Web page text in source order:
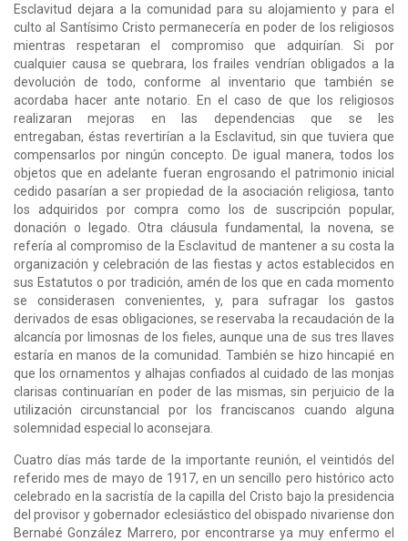
Esclavitud dejara a la comunidad para su alojamiento y para el
culto al Santísimo Cristo permanecería en poder de los religiosos
mientras respetaran el compromiso que adquirían. Si por
cualquier causa se quebrara, los frailes vendrían obligados a la
devolución de todo, conforme al inventario que también se
acordaba hacer ante notario. En el caso de que los religiosos
realizaran mejoras en las dependencias que se les
entregaban, éstas revertirían a la Esclavitud, sin que tuviera que
compensarlos por ningún concepto. De igual manera, todos los
objetos que en adelante fueran engrosando el patrimonio inicial
cedido pasarían a ser propiedad de la asociación religiosa, tanto
los adquiridos por compra como los de suscripción popular,
donación o legado. Otra cláusula fundamental, la novena, se
refería al compromiso de la Esclavitud de mantener a su costa la
organización y celebración de las fiestas y actos establecidos en
sus Estatutos o por tradición, amén de los que en cada momento
se considerasen convenientes, y, para sufragar los gastos
derivados de esas obligaciones, se reservaba la recaudación de la
alcancía por limosnas de los fieles, aunque una de sus tres llaves
estaría en manos de la comunidad. También se hizo hincapié en
que los ornamentos y alhajas confiados al cuidado de las monjas
clarisas continuarían en poder de las mismas, sin perjuicio de la
utilización circunstancial por los franciscanos cuando alguna
solemnidad especial lo aconsejara.
Cuatro días más tarde de la importante reunión, el veintidós del
referido mes de mayo de 1917, en un sencillo pero histórico acto
celebrado en la sacristía de la capilla del Cristo bajo la presidencia
del provisor y gobernador eclesiástico del obispado nivariense don
Bernabé González Marrero, por encontrarse ya muy enfermo el